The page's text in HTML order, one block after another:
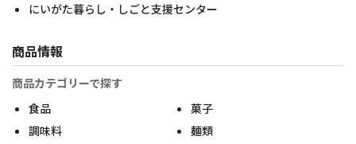
にいがた暮らし・しごと支援センター
商品情報
商品カテゴリーで探す
食品
菓子
調味料
麺類